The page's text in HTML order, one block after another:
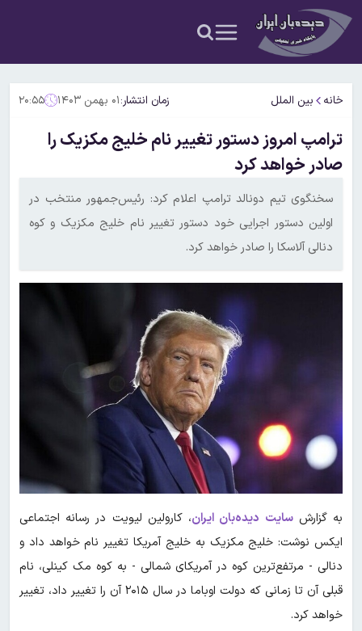
خانه بین الملل زمان انتشار:۰۱ بهمن ۱۴۰۳ ۲۰:۵۵
ترامپ امروز دستور تغییر نام خلیج مکزیک را
صادر خواهد کرد
سخنگوی تیم دونالد ترامپ اعلام کرد: رئیس‌جمهور منتخب در
اولین دستور اجرایی خود دستور تغییر نام خلیج مکزیک و کوه
دنالی آلاسکا را صادر خواهد کرد.
به گزارشسایت دید‌ه‌بان ایران، کارولین لیویت در رسانه اجتماعی
ایکس نوشت: خلیج مکزیک به خلیج آمریکا تغییر نام خواهد داد و
دنالی - مرتفع‌ترین کوه در آمریکای شمالی - به کوه مک کینلی، نام
قبلی آن تا زمانی که دولت اوباما در سال ۲۰۱۵ آن را تغییر داد، تغییر
خواهد کرد.